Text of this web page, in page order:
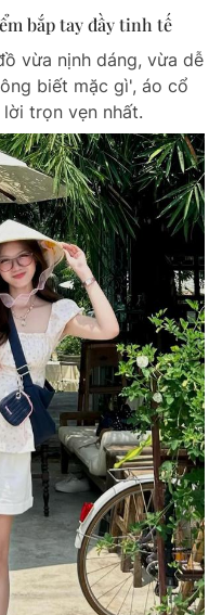
bắp tay đầy tinh tế
vừa nịnh dáng, vừa dễ
biết mặc gì', áo cổ
trọn vẹn nhất.